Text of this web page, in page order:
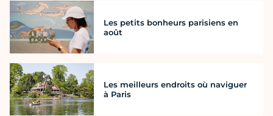
Les petits bonheurs parisiens en
août
Les meilleurs endroits où naviguer
à Paris